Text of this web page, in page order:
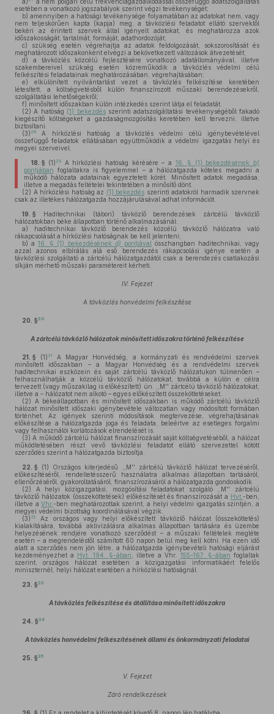
esetében a vonatkozó jogszabályok szerint végzi tevékenységét;
b) amennyiben a hatósági tevékenysége folyamatában az adatokat nem, vagy
nem teljeskörűen kapta (kapja) meg, a távközlési feladatot ellátó szervektől
bekéri az érintett szervek által igényelt adatokat, és meghatározza azok
időszakosságát, tartalmát, formáját, adathordozóját;
c) szükség esetén végrehajtja az adatok feldolgozását, sokszorosítását és
meghatározott időszakonként elvégzi a bekövetkezett változások átvezetését;
d) a távközlés közcélú fejlesztésére vonatkozó adatállományával, illetve
szakembereivel szükség esetén közreműködik a távközlés védelmi célú
felkészítési feladatainak meghatározásában, végrehajtásában;
e) elkülönített nyilvántartást vezet a távközlés felkészítése keretében
létesített, a költségvetésből külön finanszírozott műszaki berendezésekről,
szolgáltatási lehetőségekről;
f) minősített időszakban külön intézkedés szerint látja el feladatát.
(2) A hatóság (1) bekezdésszerinti adatszolgáltatási tevékenységéből fakadó
kiegészítő költségeket a gazdaságmozgósítás keretében kell tervezni, illetve
biztosítani.
(3) 28
A hírközlési hatóság a távközlés védelmi célú igénybevételével
összefüggő feladatok ellátásában együttműködik a védelmi igazgatás helyi és
megyei szerveivel.
18. § (1) 29 A hírközlési hatóság kérésére – a 16. § (1) bekezdésének b)
pontjában foglaltakra is figyelemmel – a hálózatgazda köteles megadni a
működő hálózata adatainak egyeztetett körét. Minősített adatok megadása,
illetve a megadás feltételei tekintetében a minősítő dönt.
(2) A hírközlési hatóság az (1) bekezdés szerinti adatokról harmadik szervnek
csak az illetékes hálózatgazda hozzájárulásával adhat információt.
19. § Haditechnikai (tábori) távközlő berendezések zártcélú távközlő
hálózatokban béke állapotban történő alkalmazásánál:
a) haditechnikai távközlő berendezés közcélú távközlő hálózatra való
rákapcsolását a hírközlési hatóságnak be kell jelenteni;
b) a16. § (1) bekezdésének d) pontjával összhangban haditechnikai, vagy
azzal azonos elbírálás alá eső berendezés rákapcsolási igénye esetén a
távközlési szolgáltató a zártcélú hálózatgazdától csak a berendezés csatlakozási
síkján mérhető műszaki paramétereit kérheti.
IV. Fejezet
A távközlés honvédelmi felkészítése
20. §30
A zártcélú távközlő hálózatok minősített időszakra történő felkészítése
21. § (1)31
A Magyar Honvédség, a kormányzati és rendvédelmi szervek
minősített időszakban – a Magyar Honvédség és a rendvédelmi szervek
haditechnikai eszközein és saját zártcélú távközlő hálózatukon túlmenően –
felhasználhatják a közcélú távközlő hálózatokat, továbbá a külön e célra
tervezett (vagy műszakilag is előkészített) ún. ,,M'' zártcélú távközlő hálózatokat,
illetve a – hálózatot nem alkotó – egyes előkészített összeköttetéseket.
(2) A békeállapotban és minősített időszakban is működő zártcélú távközlő
hálózat minősített időszaki igénybevétele változatlan vagy módosított formában
történhet. Az igények szerinti módosítások megtervezése, végrehajtásának
előkészítése a hálózatgazda joga és feladata, beleértve az esetleges forgalmi
vagy felhasználói korlátozások elrendelését is.
(3) A működő zártcélú hálózat finanszírozását saját költségvetéséből, a hálózat
működtetésében részt vevő távközlési feladatot ellátó szervezettel kötött
szerződés szerint a hálózatgazda biztosítja.
22. § (1) Országos kiterjedésű ,,M'' zártcélú távközlő hálózat tervezéséről,
előkészítéséről, rendeltetésszerű használatra alkalmas állapotban tartásáról,
ellenőrzéséről, gyakoroltatásáról, finanszírozásáról a hálózatgazda gondoskodik.
(2) A helyi közigazgatási, mozgósítási feladatokat szolgáló ,,M'' zártcélú
távközlő hálózatok (összeköttetések) előkészítését és finanszírozását a Hvt. -ben,
illetve aVhr.-ben meghatározottak szerint, a helyi védelmi igazgatás szintjén, a
megyei védelmi bizottság koordinálásával végzik.
(3) 32
Az országos vagy helyi előkészített távközlő hálózat (összeköttetés)
kialakítására, továbbá aktivizálásra alkalmas állapotban tartására és üzembe
helyezésének rendjére vonatkozó szerződést – a műszaki feltételek megléte
esetén – a megrendeléstől számított 60 napon belül meg kell kötni. Ha ezen idő
alatt a szerződés nem jön létre, a hálózatgazda igénybevételi hatósági eljárást
kezdeményezhet a Hvt. 194. §-ában , illetve a Vhr. 155–167. §-ában foglaltak
szerint, országos hálózat esetében a közigazgatási informatikáért felelős
miniszternél, helyi hálózat esetében a hírközlési hatóságnál.
23. §33
A távközlés felkészítése és átállítása minősített időszakra
24. §34
A távközlés honvédelmi felkészítésének állami és önkormányzati feladatai
25. §35
V. Fejezet
Záró rendelkezések